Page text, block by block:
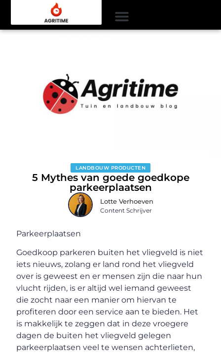
LANDBOUW PRODUCTEN
5 Mythes van goede goedkope
parkeerplaatsen
Lotte Verhoeven
Content Schrijver
Parkeerplaatsen
Goedkoop parkeren buiten het vliegveld is niet
iets nieuws, zolang er land rond het vliegveld
over is geweest en er mensen zijn die naar hun
vlucht rijden, is er altijd wel iemand geweest
die zocht naar een manier om hiervan te
profiteren door een service aan te bieden. Het
is makkelijk te zeggen dat in deze vroegere
dagen de buiten het vliegveld gelegen
parkeerplaatsen veel te wensen achterlieten,